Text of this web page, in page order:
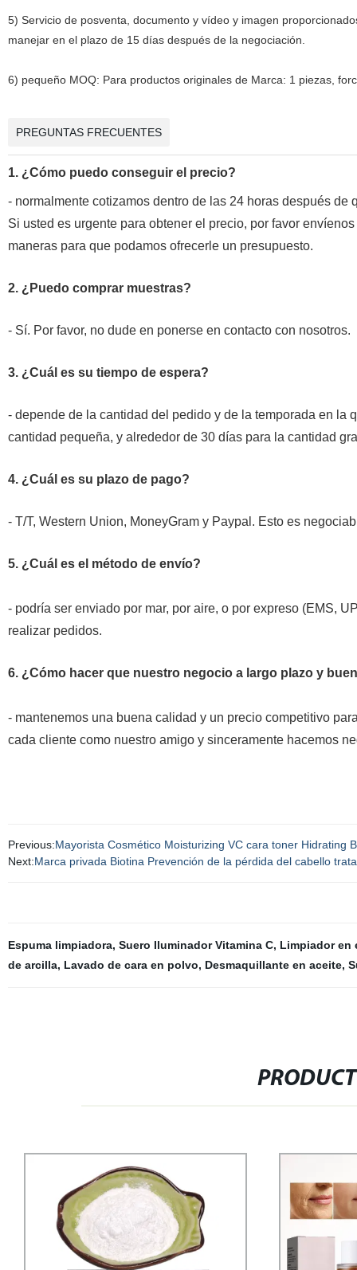
5) Servicio de posventa, documento y vídeo y imagen
manejar en el plazo de 15 días después de la negociación.
6) pequeño MOQ: Para productos originales de Marca: 1 piezas,
PREGUNTAS FRECUENTES
1. ¿Cómo puedo conseguir el precio?
- normalmente cotizamos dentro de las 24 horas después
Si usted es urgente para obtener el precio, por favor
maneras para que podamos ofrecerle un presupuesto.
2. ¿Puedo comprar muestras?
- Sí. Por favor, no dude en ponerse en contacto con nosotros.
3. ¿Cuál es su tiempo de espera?
- depende de la cantidad del pedido y de la temporada en la
cantidad pequeña, y alrededor de 30 días para la cantidad
4. ¿Cuál es su plazo de pago?
- T/T, Western Union, MoneyGram y Paypal. Esto es
5. ¿Cuál es el método de envío?
- podría ser enviado por mar, por aire, o por expreso (EMS,
realizar pedidos.
6. ¿Cómo hacer que nuestro negocio a largo plazo y
- mantenemos una buena calidad y un precio competitivo
cada cliente como nuestro amigo y sinceramente hacemos
Previous:Mayorista Cosmético Moisturizing VC cara toner Hidrating
Next:Marca privada Biotina Prevención de la pérdida del cabello
Espuma limpiadora, Suero Iluminador Vitamina C, Limpiador en
de arcilla, Lavado de cara en polvo, Desmaquillante en aceite,